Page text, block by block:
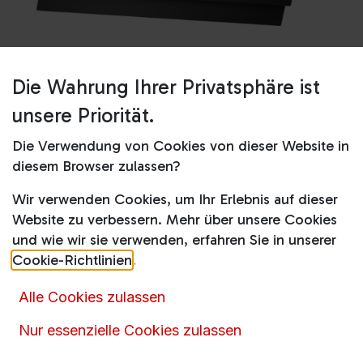
D65IHM1S0
D65IHM1S0
Produktdatenblatt
469,00 € inkl. MwSt.
Die Wahrung Ihrer Privatsphäre ist
unsere Priorität.
Die Verwendung von Cookies von dieser Website in
diesem Browser zulassen?
Wir verwenden Cookies, um Ihr Erlebnis auf dieser
Website zu verbessern. Mehr über unsere Cookies
und wie wir sie verwenden, erfahren Sie in unserer
Cookie-Richtlinien.
Alle Cookies zulassen
Nur essenzielle Cookies zulassen